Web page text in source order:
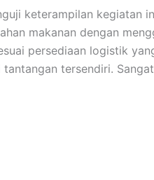
keterampilan kegiatan
makanan dengan
persediaan logistik
tersendiri.